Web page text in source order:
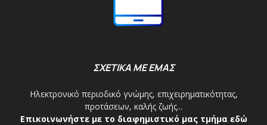
ΣΧΕΤΙΚΑ ΜΕ ΕΜΑΣ
Ηλεκτρονικό περιοδικό γνώμης, επιχειρηματικότητας,
προτάσεων, καλής ζωής...
Επικοινωνήστε με το διαφημιστικό μας τμήμα εδώ